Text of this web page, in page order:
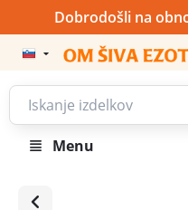
Dobrodošli na
Menu